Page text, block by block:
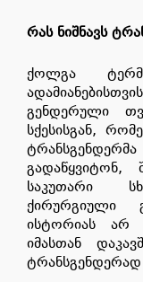
რას ნიშნავს
ქოლგა
გენდერული
სქესისგან,
საკუთარი
ქირურგიული
ისტორიას არ
იმასთან